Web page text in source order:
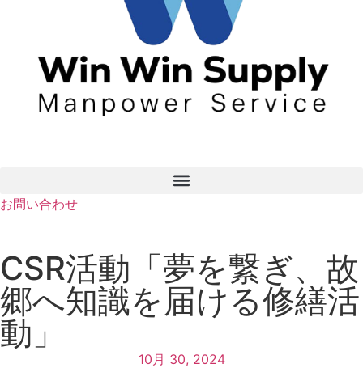
お問い合わせ
CSR活動「夢を繋ぎ、故
郷へ知識を届ける修繕活
動」
10月 30, 2024